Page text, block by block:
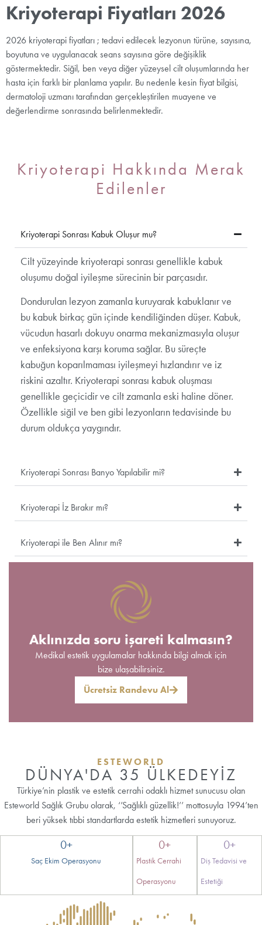
Kriyoterapi Fiyatları 2026
2026 kriyoterapi fiyatları ; tedavi edilecek lezyonun türüne, sayısına,
boyutuna ve uygulanacak seans sayısına göre değişiklik
göstermektedir. Siğil, ben veya diğer yüzeysel cilt oluşumlarında her
hasta için farklı bir planlama yapılır. Bu nedenle kesin fiyat bilgisi,
dermatoloji uzmanı tarafından gerçekleştirilen muayene ve
değerlendirme sonrasında belirlenmektedir.
Kriyoterapi Hakkında Merak
Edilenler
Aklınızda soru işareti kalmasın?
Medikal estetik uygulamalar hakkında bilgi almak için
bize ulaşabilirsiniz.
Ücretsiz Randevu Al
Kriyoterapi Sonrası Kabuk Oluşur mu?
Cilt yüzeyinde kriyoterapi sonrası genellikle kabuk
oluşumu doğal iyileşme sürecinin bir parçasıdır.
Dondurulan lezyon zamanla kuruyarak kabuklanır ve
bu kabuk birkaç gün içinde kendiliğinden düşer. Kabuk,
vücudun hasarlı dokuyu onarma mekanizmasıyla oluşur
ve enfeksiyona karşı koruma sağlar. Bu süreçte
kabuğun koparılmaması iyileşmeyi hızlandırır ve iz
riskini azaltır. Kriyoterapi sonrası kabuk oluşması
genellikle geçicidir ve cilt zamanla eski haline döner.
Özellikle siğil ve ben gibi lezyonların tedavisinde bu
durum oldukça yaygındır.
Kriyoterapi Sonrası Banyo Yapılabilir mi?
Kriyoterapi İz Bırakır mı?
Kriyoterapi ile Ben Alınır mı?
ESTEWORLD
DÜNYA'DA 35 ÜLKEDEYİZ
Türkiye’nin plastik ve estetik cerrahi odaklı hizmet sunucusu olan
Esteworld Sağlık Grubu olarak, ‘’Sağlıklı güzellik!’’ mottosuyla 1994’ten
beri yüksek tıbbi standartlarda estetik hizmetleri sunuyoruz.
Saç Ekim Operasyonu
0+
Plastik Cerrahi
Operasyonu
0+
Diş Tedavisi ve
Estetiği
0+